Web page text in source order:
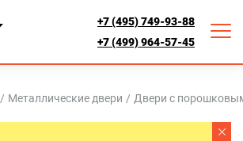
+7 (495) 749-93-88
+7 (499) 964-57-45
/ Металлические двери / Двери с